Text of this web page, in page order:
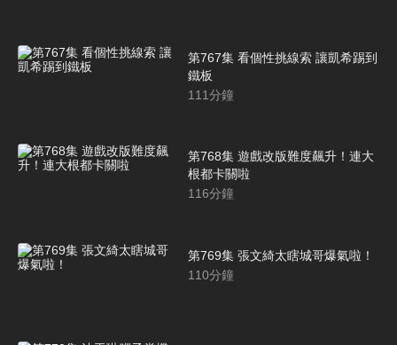
第767集 看個性挑線索 讓凱希踢到
鐵板
111分鐘
第768集 遊戲改版難度飆升！連大
根都卡關啦
116分鐘
第769集 張文綺太瞎城哥爆氣啦！
110分鐘